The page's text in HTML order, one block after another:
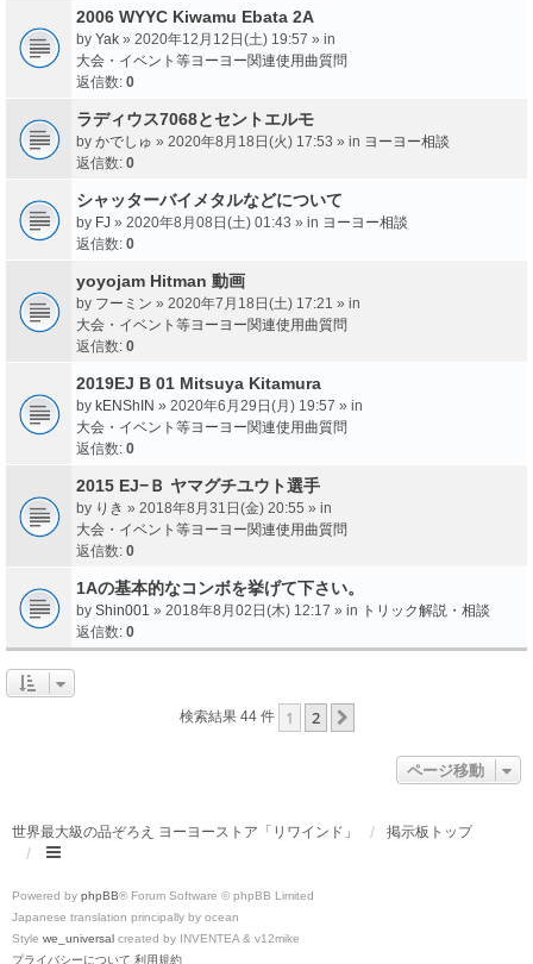
2006 WYYC Kiwamu Ebata 2A
by Yak » 2020年12月12日(土) 19:57 » in
大会・イベント等ヨーヨー関連使用曲質問
返信数: 0
ラディウス7068とセントエルモ
by かでしゅ » 2020年8月18日(火) 17:53 » in ヨーヨー相談
返信数: 0
シャッターバイメタルなどについて
by FJ » 2020年8月08日(土) 01:43 » in ヨーヨー相談
返信数: 0
yoyojam Hitman 動画
by フーミン » 2020年7月18日(土) 17:21 » in
大会・イベント等ヨーヨー関連使用曲質問
返信数: 0
2019EJ B 01 Mitsuya Kitamura
by kENShIN » 2020年6月29日(月) 19:57 » in
大会・イベント等ヨーヨー関連使用曲質問
返信数: 0
2015 EJ−Ｂ ヤマグチユウト選手
by りき » 2018年8月31日(金) 20:55 » in
大会・イベント等ヨーヨー関連使用曲質問
返信数: 0
1Aの基本的なコンボを挙げて下さい。
by Shin001 » 2018年8月02日(木) 12:17 » in トリック解説・相談
返信数: 0
検索結果 44 件 1 2
ページ移動
世界最大級の品ぞろえ ヨーヨーストア「リワインド」 掲示板トップ
Powered by phpBB® Forum Software © phpBB Limited
Japanese translation principally by ocean
Style we_universal created by INVENTEA & v12mike
プライバシーについて 利用規約